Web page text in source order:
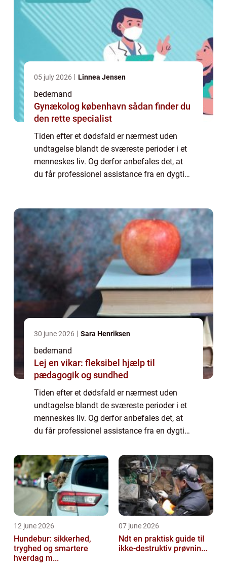
05 july 2026 Linnea Jensen
bedemand
Gynækolog københavn sådan finder du
den rette specialist
Tiden efter et dødsfald er nærmest uden
undtagelse blandt de sværeste perioder i et
menneskes liv. Og derfor anbefales det, at
du får professionel assistance fra en dygtig
30 june 2026 Sara Henriksen
bedemand
Lej en vikar: fleksibel hjælp til
pædagogik og sundhed
Tiden efter et dødsfald er nærmest uden
undtagelse blandt de sværeste perioder i et
menneskes liv. Og derfor anbefales det, at
du får professionel assistance fra en dygtig
F&ar...
12 june 2026
Hundebur: sikkerhed,
tryghed og smartere
hverdag m...
07 june 2026
Ndt en praktisk guide til
ikke-destruktiv prøvnin...